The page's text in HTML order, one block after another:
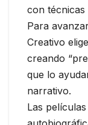
con técnicas
Para
Creativo
creando
que lo
narrativo.
Las